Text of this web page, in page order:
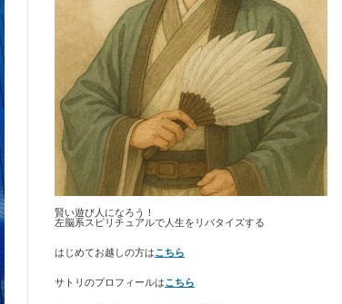
賢い遊び人になろう！
左脳系スピリチュアルで人生をリバタイズする
はじめてお越しの方はこちら
サトリのプロフィールはこちら